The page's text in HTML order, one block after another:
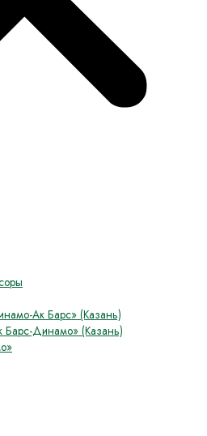
Ак Барс» (Казань)
Динамо» (Казань)